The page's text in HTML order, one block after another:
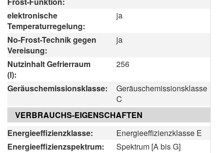
elektronische
Temperaturregelung:
ja
No-Frost-Technik gegen
Vereisung:
ja
Nutzinhalt Gefrierraum
(l):
256
Geräuschemissionsklasse:
Geräuschemissionsklasse
C
VERBRAUCHS-EIGENSCHAFTEN
Energieeffizienzklasse:
Energieeffizienzklasse E
Energieeffizienzspektrum:
Spektrum [A bis G]